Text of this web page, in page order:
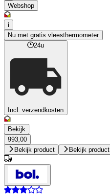
Webshop
i
Nu met gratis vleesthermometer
24u
Incl. verzendkosten
Bekijk
993,00
Bekijk product
Bekijk product